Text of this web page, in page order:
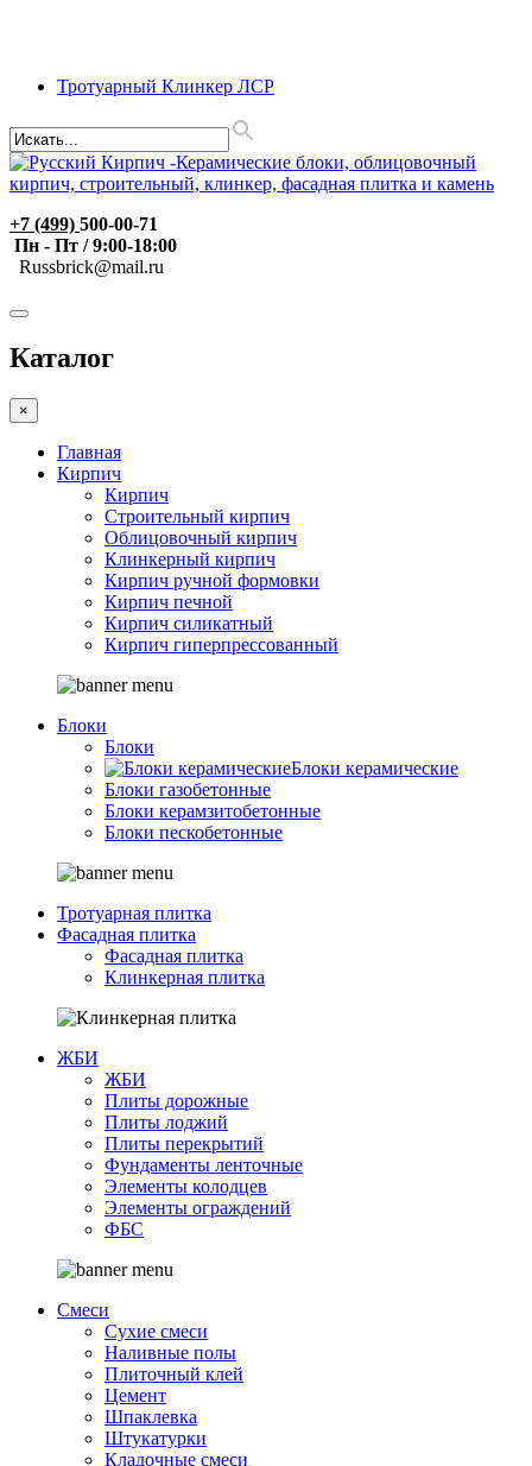
Тротуарный Клинкер ЛСР
+7 (499) 500-00-71
Пн - Пт / 9:00-18:00
Russbrick@mail.ru
Каталог
×
Главная
Кирпич
Кирпич
Строительный кирпич
Облицовочный кирпич
Клинкерный кирпич
Кирпич ручной формовки
Кирпич печной
Кирпич силикатный
Кирпич гиперпрессованный
Блоки
Блоки
Блоки керамические
Блоки газобетонные
Блоки керамзитобетонные
Блоки пескобетонные
Тротуарная плитка
Фасадная плитка
Фасадная плитка
Клинкерная плитка
ЖБИ
ЖБИ
Плиты дорожные
Плиты лоджий
Плиты перекрытий
Фундаменты ленточные
Элементы колодцев
Элементы ограждений
ФБС
Смеси
Сухие смеси
Наливные полы
Плиточный клей
Цемент
Шпаклевка
Штукатурки
Кладочные смеси